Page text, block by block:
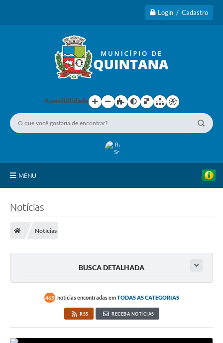
Login / Cadastro
Acessibilidade
MENU
Orçamento Participativo
Notícias
Notícias
BUSCA DETALHADA
465 notícias encontradas emTODAS AS CATEGORIAS
RSS RECEBA NOTÍCIAS